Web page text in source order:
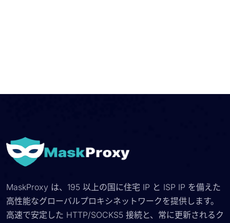
MaskProxy は、195 以上の国に住宅 IP と ISP IP を備えた
高性能なグローバルプロキシネットワークを提供します。
高速で安定した HTTP/SOCKS5 接続と、常に更新されるク